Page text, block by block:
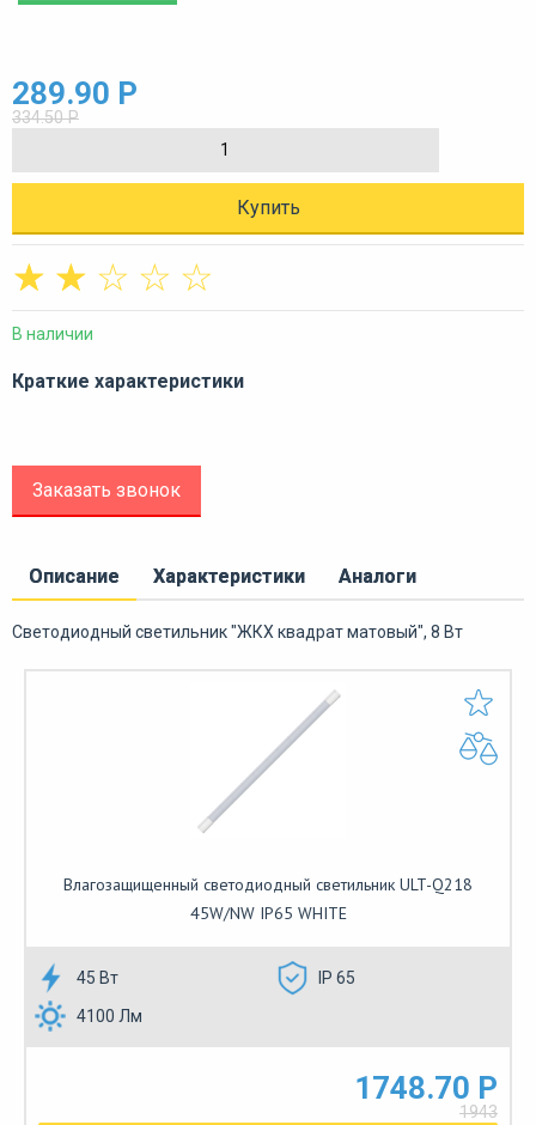
289.90 Р
334.50 Р
Купить
☆
☆
☆
☆
☆
В наличии
Краткие характеристики
Заказать звонок
Описание Характеристики Аналоги
Светодиодный светильник "ЖКХ квадрат матовый", 8 Вт
Влагозащищенный светодиодный светильник ULT-Q218
45W/NW IP65 WHITE
45 Вт
IP 65
4100 Лм
1748.70 Р
1943